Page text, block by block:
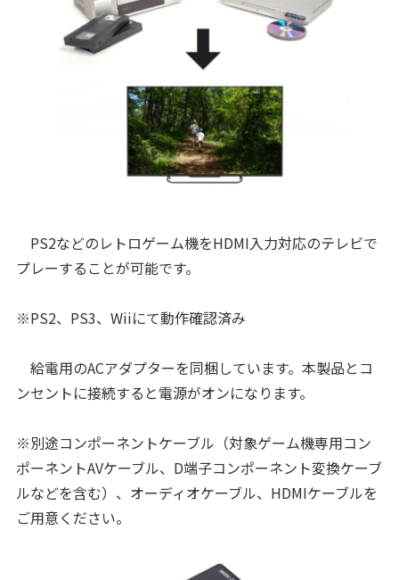
PS2などのレトロゲーム機をHDMI入力対応のテレビで
プレーすることが可能です。
※PS2、PS3、Wiiにて動作確認済み
給電用のACアダプターを同梱しています。本製品とコ
ンセントに接続すると電源がオンになります。
※別途コンポーネントケーブル（対象ゲーム機専用コン
ポーネントAVケーブル、D端子コンポーネント変換ケーブ
ルなどを含む）、オーディオケーブル、HDMIケーブルを
ご用意ください。